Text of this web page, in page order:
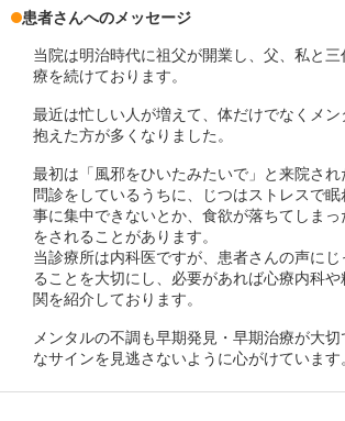
患者さんへのメッセージ
当院は明治時代に祖父が開業し、父、私と
療を続けております。
最近は忙しい人が増えて、体だけでなくメン
抱えた方が多くなりました。
最初は「風邪をひいたみたいで」と来院され
問診をしているうちに、じつはストレスで
事に集中できないとか、食欲が落ちてしま
をされることがあります。
当診療所は内科医ですが、患者さんの声に
ることを大切にし、必要があれば心療内科
関を紹介しております。
メンタルの不調も早期発見・早期治療が大切
なサインを見逃さないように心がけています